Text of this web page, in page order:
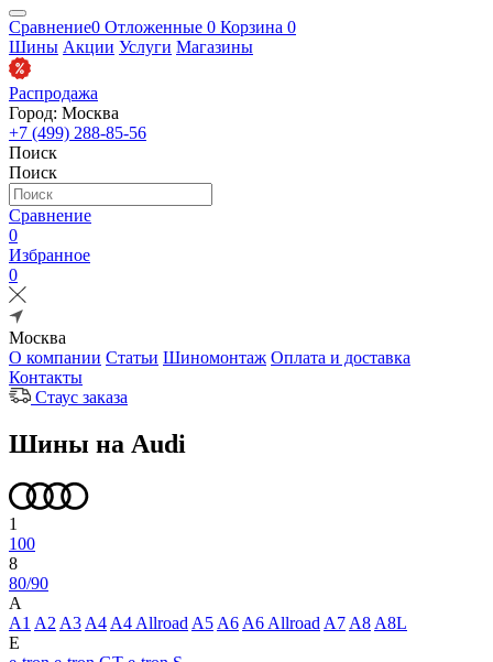
Сравнение0 Отложенные 0 Корзина 0
Шины Акции Услуги Магазины
Распродажа
Город: Москва
+7 (499) 288-85-56
Поиск
Поиск
Сравнение
0
Избранное
0
Москва
О компании Статьи Шиномонтаж Оплата и доставка
Контакты
Стаус заказа
Шины на Audi
1
100
8
80/90
A
A1 A2 A3 A4 A4 Allroad A5 A6 A6 Allroad A7 A8 A8L
E